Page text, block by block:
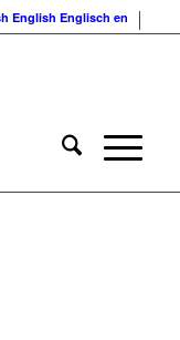
English Englisch en